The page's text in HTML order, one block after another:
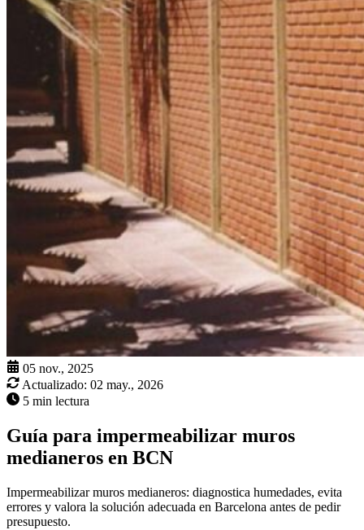
05 nov., 2025
Actualizado: 02 may., 2026
5 min lectura
Guía para impermeabilizar muros
medianeros en BCN
Impermeabilizar muros medianeros: diagnostica humedades, evita
errores y valora la solución adecuada en Barcelona antes de pedir
presupuesto.